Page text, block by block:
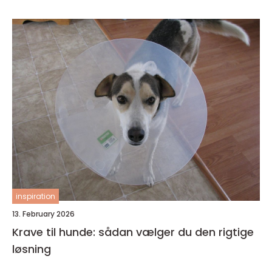
inspiration
13. February 2026
Krave til hunde: sådan vælger du den rigtige
løsning